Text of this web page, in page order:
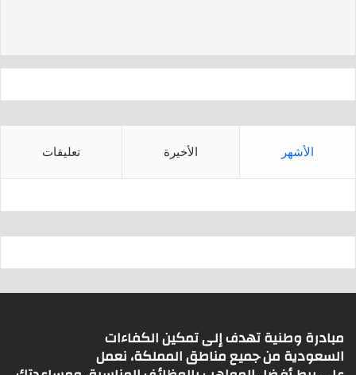
p
الأشهر الأخيرة تعليقات
مبادرة وطنية تهدف إلى تمكين الكفاءات
السعودية من جميع مناطق المملكة، نعمل